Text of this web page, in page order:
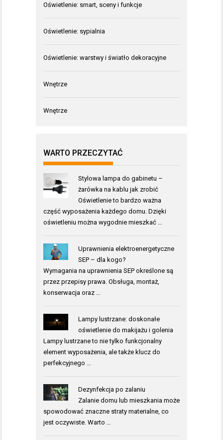
Oświetlenie: smart, sceny i funkcje
Oświetlenie: sypialnia
Oświetlenie: warstwy i światło dekoracyjne
Wnętrze
Wnętrze
WARTO PRZECZYTAĆ
Stylowa lampa do gabinetu –
żarówka na kablu jak zrobić
Oświetlenie to bardzo ważna
część wyposażenia każdego domu. Dzięki
oświetleniu można wygodnie mieszkać …
Uprawnienia elektroenergetyczne
SEP – dla kogo?
Wymagania na uprawnienia SEP określone są
przez przepisy prawa. Obsługa, montaż,
konserwacja oraz …
Lampy lustrzane: doskonałe
oświetlenie do makijażu i golenia
Lampy lustrzane to nie tylko funkcjonalny
element wyposażenia, ale także klucz do
perfekcyjnego …
Dezynfekcja po zalaniu
Zalanie domu lub mieszkania może
spowodować znaczne straty materialne, co
jest oczywiste. Warto …